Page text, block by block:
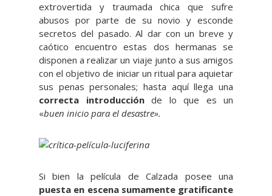
extrovertida y traumada chica que sufre
abusos por parte de su novio y esconde
secretos del pasado. Al dar con un breve y
caótico encuentro estas dos hermanas se
disponen a realizar un viaje junto a sus amigos
con el objetivo de iniciar un ritual para aquietar
sus penas personales; hasta aquí llega una
correcta introducciónde lo que es un
«buen inicio para el desastre».
Si bien la película de Calzada posee una
puesta en escena sumamente gratificante